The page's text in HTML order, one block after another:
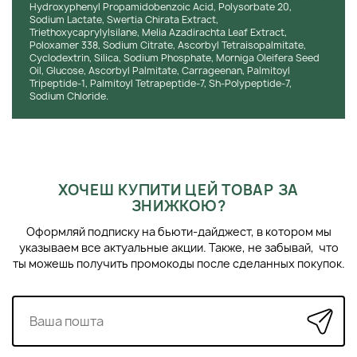
Hydroxyphenyl Propamidobenzoic Acid, Polysorbate 20,
Sodium Lactate, Swertia Chirata Extract,
Triethoxycaprylylsilane, Melia Azadirachta Leaf Extract,
Poloxamer 338, Sodium Citrate, Ascorbyl Tetraisopalmitate,
Cyclodextrin, Silica, Sodium Phosphate, Morniga Oleifera Seed
Oil, Glucose, Ascorbyl Palmitate, Carrageenan, Palmitoyl
Tripeptide-1, Palmitoyl Tetrapeptide-7, Sh-Polypeptide-7,
Sodium Chloride.
ХОЧЕШ КУПИТИ ЦЕЙ ТОВАР ЗА
ЗНИЖКОЮ?
Оформляй подписку на бьюти-дайджест, в котором мы
указываем все актуальные акции. Также, не забывай, что
ты можешь получить промокоды после сделанных покупок.